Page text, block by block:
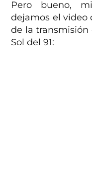
Pero bueno,
dejamos el video
de la
Sol del 91: